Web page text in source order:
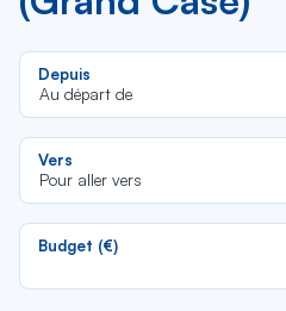
Depuis
Au départ de
Vers
Pour aller vers
Budget (€)